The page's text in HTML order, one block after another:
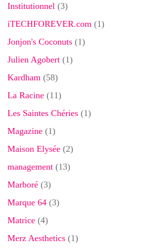
Institutionnel (3)
iTECHFOREVER.com (1)
Jonjon's Coconuts (1)
Julien Agobert (1)
Kardham (58)
La Racine (11)
Les Saintes Chéries (1)
Magazine (1)
Maison Elysée (2)
management (13)
Marboré (3)
Marque 64 (3)
Matrice (4)
Merz Aesthetics (1)